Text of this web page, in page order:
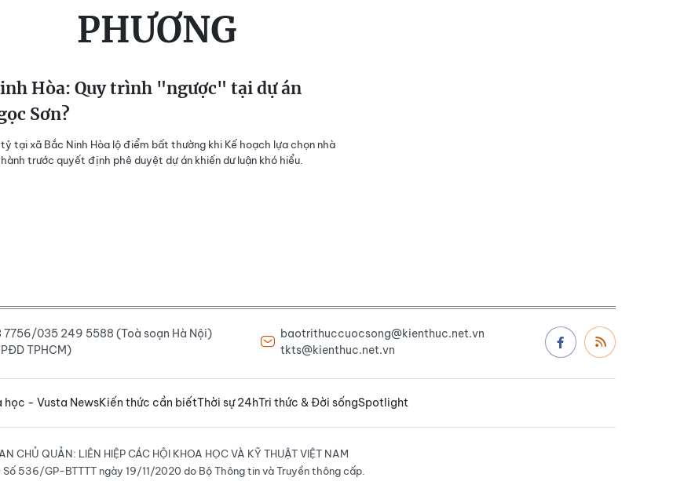
PHƯƠNG
Hòa: Quy trình "ngược" tại dự án
Sơn?
tại xã Bắc Ninh Hòa lộ điểm bất thường khi Kế hoạch lựa chọn nhà
trước quyết định phê duyệt dự án khiến dư luận khó hiểu.
035 249 5588 (Toà soạn Hà Nội)
TPHCM)
baotrithuccuocsong@kienthuc.net.vn
tkts@kienthuc.net.vn
học - Vusta NewsKiến thức cần biếtThời sự 24hTri thức & Đời sốngSpotlight
CHỦ QUẢN: LIÊN HIỆP CÁC HỘI KHOA HỌC VÀ KỸ THUẬT VIỆT NAM
536/GP-BTTTT ngày 19/11/2020 do Bộ Thông tin và Truyền thông cấp.